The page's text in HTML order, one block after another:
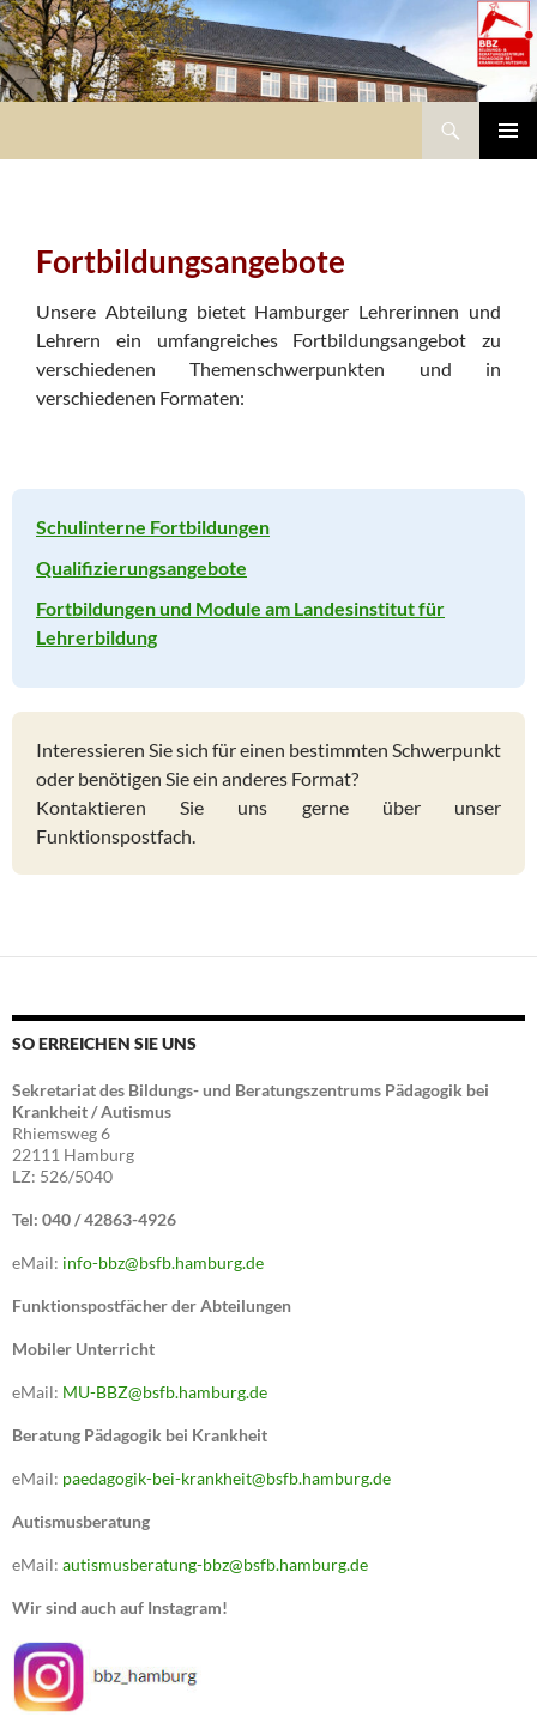
Zum
Inhalt
springen
Fortbildungsangebote
Unsere Abteilung bietet Hamburger Lehrerinnen und
Lehrern ein umfangreiches Fortbildungsangebot zu
verschiedenen Themenschwerpunkten und in
verschiedenen Formaten:
Schulinterne Fortbildungen
Qualifizierungsangebote
Fortbildungen und Module am Landesinstitut für
Lehrerbildung
Interessieren Sie sich für einen bestimmten Schwerpunkt
oder benötigen Sie ein anderes Format?
Kontaktieren Sie uns gerne über unser
Funktionspostfach.
SO ERREICHEN SIE UNS
Sekretariat des Bildungs- und Beratungszentrums Pädagogik bei
Krankheit / Autismus
Rhiemsweg 6
22111 Hamburg
LZ: 526/5040
Tel: 040 / 42863-4926
eMail: info-bbz@bsfb.hamburg.de
Funktionspostfächer der Abteilungen
Mobiler Unterricht
eMail: MU-BBZ@bsfb.hamburg.de
Beratung Pädagogik bei Krankheit
eMail: paedagogik-bei-krankheit@bsfb.hamburg.de
Autismusberatung
eMail: autismusberatung-bbz@bsfb.hamburg.de
Wir sind auch auf Instagram!